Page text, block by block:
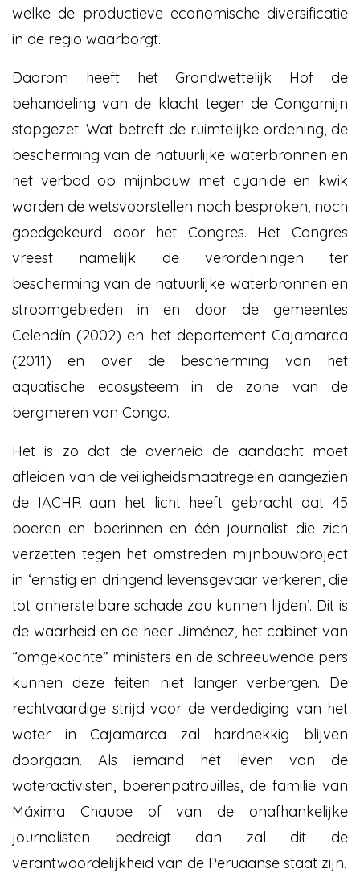
welke de productieve economische diversificatie
in de regio waarborgt.
Daarom heeft het Grondwettelijk Hof de
behandeling van de klacht tegen de Congamijn
stopgezet. Wat betreft de ruimtelijke ordening, de
bescherming van de natuurlijke waterbronnen en
het verbod op mijnbouw met cyanide en kwik
worden de wetsvoorstellen noch besproken, noch
goedgekeurd door het Congres. Het Congres
vreest namelijk de verordeningen ter
bescherming van de natuurlijke waterbronnen en
stroomgebieden in en door de gemeentes
Celendín (2002) en het departement Cajamarca
(2011) en over de bescherming van het
aquatische ecosysteem in de zone van de
bergmeren van Conga.
Het is zo dat de overheid de aandacht moet
afleiden van de veiligheidsmaatregelen aangezien
de IACHR aan het licht heeft gebracht dat 45
boeren en boerinnen en één journalist die zich
verzetten tegen het omstreden mijnbouwproject
in ‘ernstig en dringend levensgevaar verkeren, die
tot onherstelbare schade zou kunnen lijden’. Dit is
de waarheid en de heer Jiménez, het cabinet van
“omgekochte” ministers en de schreeuwende pers
kunnen deze feiten niet langer verbergen. De
rechtvaardige strijd voor de verdediging van het
water in Cajamarca zal hardnekkig blijven
doorgaan. Als iemand het leven van de
wateractivisten, boerenpatrouilles, de familie van
Máxima Chaupe of van de onafhankelijke
journalisten bedreigt dan zal dit de
verantwoordelijkheid van de Peruaanse staat zijn.